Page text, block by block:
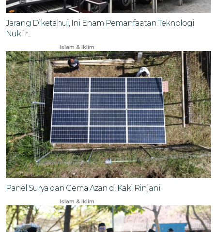
Jarang Diketahui, Ini Enam Pemanfaatan Teknologi
Nuklir...
Islam & Iklim
Panel Surya dan Gema Azan di Kaki Rinjani
Islam & Iklim